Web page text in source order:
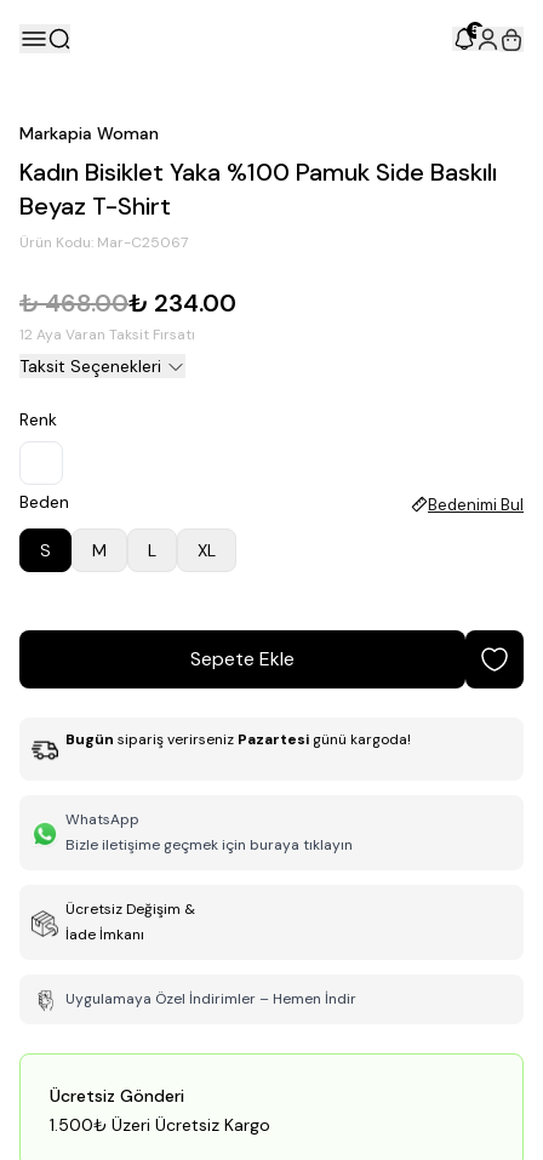
5
Markapia Woman
Kadın Bisiklet Yaka %100 Pamuk Side Baskılı
Beyaz T-Shirt
Ürün Kodu: Mar-C25067
₺ 468.00₺ 234.00
12 Aya Varan Taksit Fırsatı
Taksit Seçenekleri
Renk
Beden Bedenimi Bul
S M L XL
Sepete Ekle
Bugün sipariş verirseniz Pazartesi günü kargoda!
WhatsApp
Bizle iletişime geçmek için buraya tıklayın
Ücretsiz Değişim &
İade İmkanı
Uygulamaya Özel İndirimler – Hemen İndir
Ücretsiz Gönderi
1.500₺ Üzeri Ücretsiz Kargo